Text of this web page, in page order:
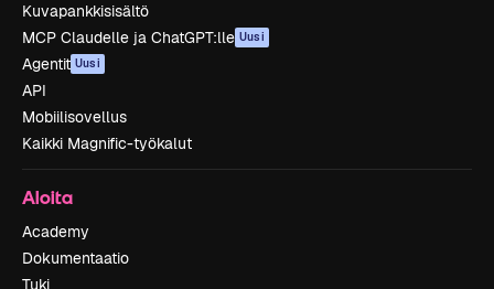
Kuvapankkisisältö
MCP Claudelle ja ChatGPT:lle Uusi
Agentit Uusi
API
Mobiilisovellus
Kaikki Magnific-työkalut
Aloita
Academy
Dokumentaatio
Tuki